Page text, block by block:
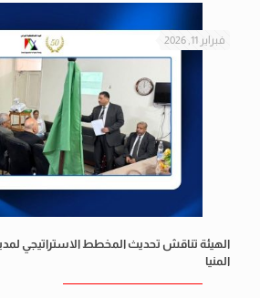
فبراير 11, 2026
الهيئة تناقش تحديث المخطط الاستراتيجي
المنيا